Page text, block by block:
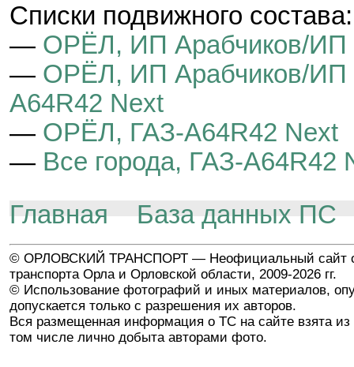
Cписки подвижного состава:
— ОРЁЛ, ИП Арабчиков/ИП
— ОРЁЛ, ИП Арабчиков/ИП
A64R42 Next
— ОРЁЛ, ГАЗ-A64R42 Next
— Все города, ГАЗ-A64R42
Главная
База данных ПС
© ОРЛОВСКИЙ ТРАНСПОРТ — Неофициальный сайт
транспорта Орла и Орловской области, 2009-2026 гг.
© Использование фотографий и иных материалов,
допускается только с разрешения их авторов.
Вся размещенная информация о ТС на сайте взята из
том числе лично добыта авторами фото.